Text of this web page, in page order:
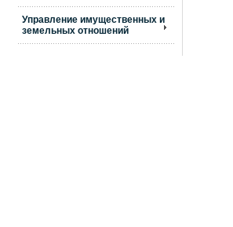
Управление имущественных и
земельных отношений